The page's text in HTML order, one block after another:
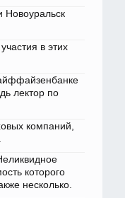
Новоуральск
в этих
лектор по
компаний,
которого
несколько.